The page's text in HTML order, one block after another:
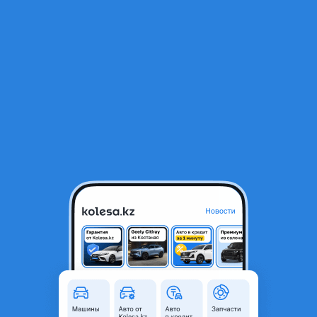
Подкрылник правый
Объявление находится в архиве и может быть